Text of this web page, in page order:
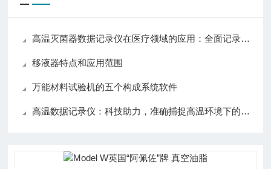
高温灭菌器数据记录仪在医疗领域的应用：全面记录灭菌数据，保障医疗安全
移液器特点和应用范围
万能材料试验机的五个构成系统软件
高温数据记录仪：科技助力，准确捕捉高温环境下的数据变化